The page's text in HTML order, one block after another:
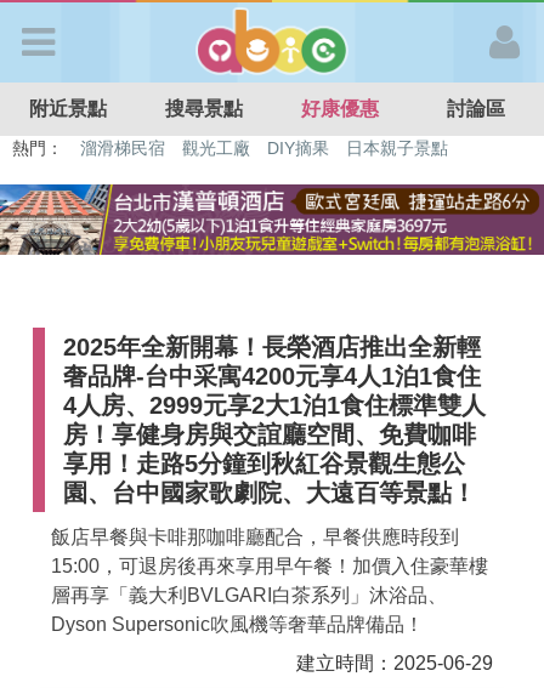
APP登入
首 頁
好康優惠
最新消息
最新留言
商家合作
附近景點 搜尋景點 好康優惠 討論區
熱門： 特色遊戲場 親子住房優惠 台北親子餐廳
溫泉泡湯SPA
2025年全新開幕！長榮酒店推出全新輕
奢品牌-台中采寓4200元享4人1泊1食住
4人房、2999元享2大1泊1食住標準雙人
房！享健身房與交誼廳空間、免費咖啡
享用！走路5分鐘到秋紅谷景觀生態公
園、台中國家歌劇院、大遠百等景點！
飯店早餐與卡啡那咖啡廳配合，早餐供應時段到
15:00，可退房後再來享用早午餐！加價入住豪華樓
層再享「義大利BVLGARI白茶系列」沐浴品、
Dyson Supersonic吹風機等奢華品牌備品！
建立時間：2025-06-29